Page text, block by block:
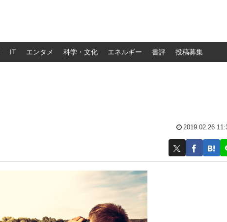
IT エンタメ 科学・文化 エネルギー 書評 投稿募集
2019.02.26